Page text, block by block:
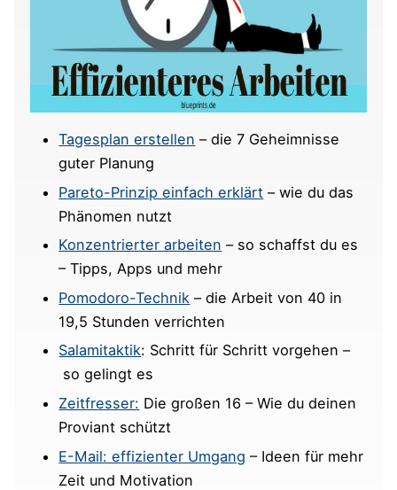
Tagesplan erstellen – die 7 Geheimnisse
guter Planung
Pareto-Prinzip einfach erklärt – wie du das
Phänomen nutzt
Konzentrierter arbeiten – so schaffst du es
– Tipps, Apps und mehr
Pomodoro-Technik – die Arbeit von 40 in
19,5 Stunden verrichten
Salamitaktik: Schritt für Schritt vorgehen –
so gelingt es
Zeitfresser: Die großen 16 – Wie du deinen
Proviant schützt
E-Mail: effizienter Umgang – Ideen für mehr
Zeit und Motivation